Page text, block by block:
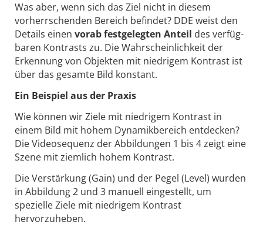
Was aber, wenn sich das Ziel nicht in diesem
vorherrschenden Bereich befindet? DDE weist den
Details einen vorab festgelegten Anteil des verfüg-
baren Kontrasts zu. Die Wahrscheinlichkeit der
Erkennung von Objekten mit niedrigem Kontrast ist
über das gesamte Bild konstant.
Ein Beispiel aus der Praxis
Wie können wir Ziele mit niedrigem Kontrast in
einem Bild mit hohem Dynamikbereich entdecken?
Die Videosequenz der Abbildungen 1 bis 4 zeigt eine
Szene mit ziemlich hohem Kontrast.
Die Verstärkung (Gain) und der Pegel (Level) wurden
in Abbildung 2 und 3 manuell eingestellt, um
spezielle Ziele mit niedrigem Kontrast
hervorzuheben.